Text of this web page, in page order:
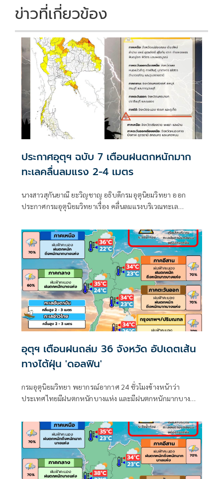
ข่าวที่เกี่ยวข้อง
ประกาศอุตุฯ ฉบับ 7 เตือนฝนตกหนักมาก
ทะเลคลื่นลมแรง 2-4 เมตร
นางสาวสุกันยาณี ยะวิญชาญ อธิบดีกรมอุตุนิยมวิทยา ออก
ประกาศกรมอุตุนิยมวิทยาเรื่อง คลื่นลมแรงบริเวณทะเล
มากบริเวณประเทศไทย
อุตุฯ เตือนฝนถล่ม 36 จังหวัด อัปเดตเส้น
ทางไต้ฝุ่น 'ดอลฟิน'
กรมอุตุนิยมวิทยา พยากรณ์อากาศ 24 ชั่วโมงข้างหน้าว่า
ประเทศไทยมีฝนตกหนักบางแห่ง และมีฝนตกหนักมากบาง